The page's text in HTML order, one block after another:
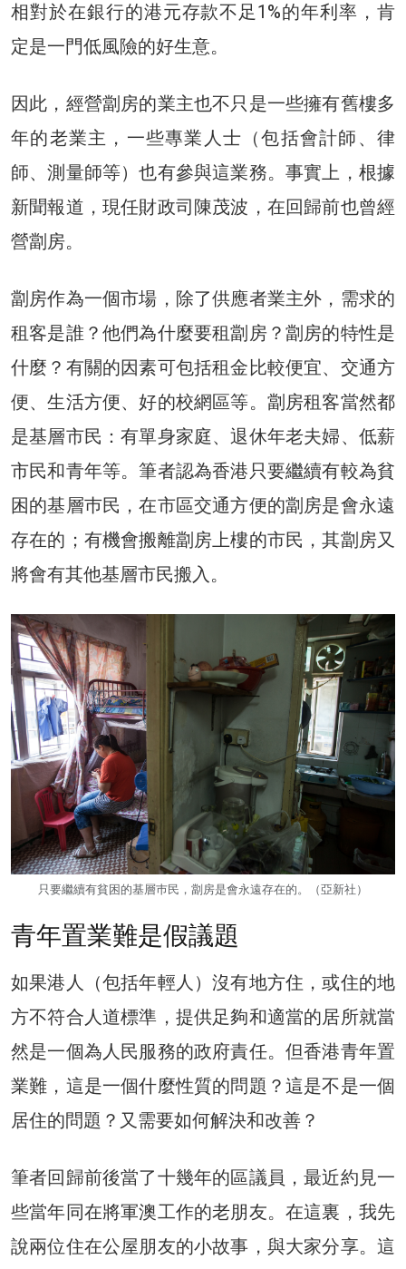
相對於在銀行的港元存款不足1%的年利率，肯
定是一門低風險的好生意。
因此，經營劏房的業主也不只是一些擁有舊樓多
年的老業主，一些專業人士（包括會計師、律
師、測量師等）也有參與這業務。事實上，根據
新聞報道，現任財政司陳茂波，在回歸前也曾經
營劏房。
劏房作為一個市場，除了供應者業主外，需求的
租客是誰？他們為什麼要租劏房？劏房的特性是
什麼？有關的因素可包括租金比較便宜、交通方
便、生活方便、好的校網區等。劏房租客當然都
是基層市民：有單身家庭、退休年老夫婦、低薪
市民和青年等。筆者認為香港只要繼續有較為貧
困的基層巿民，在市區交通方便的劏房是會永遠
存在的；有機會搬離劏房上樓的市民，其劏房又
將會有其他基層市民搬入。
只要繼續有貧困的基層巿民，劏房是會永遠存在的。（亞新社）
青年置業難是假議題
如果港人（包括年輕人）沒有地方住，或住的地
方不符合人道標準，提供足夠和適當的居所就當
然是一個為人民服務的政府責任。但香港青年置
業難，這是一個什麼性質的問題？這是不是一個
居住的問題？又需要如何解決和改善？
筆者回歸前後當了十幾年的區議員，最近約見一
些當年同在將軍澳工作的老朋友。在這裏，我先
說兩位住在公屋朋友的小故事，與大家分享。這